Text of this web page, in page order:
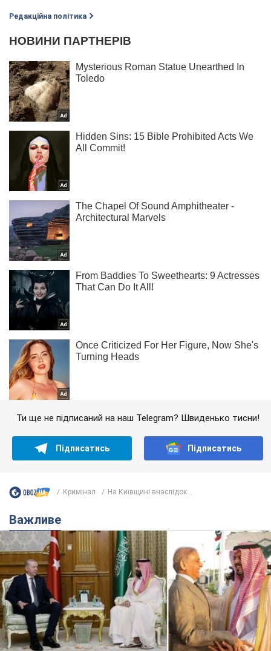
Редакційна політика
Ти ще не підписаний на наш Telegram? Швиденько тисни!
Підписатись Підписатись
Кримінал На Київщині внаслідок...
Важливе